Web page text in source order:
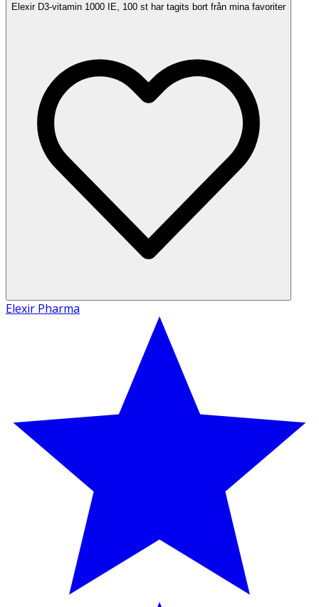
Elexir D3-vitamin 1000 IE, 100 st har tagits bort från mina favoriter
Elexir Pharma